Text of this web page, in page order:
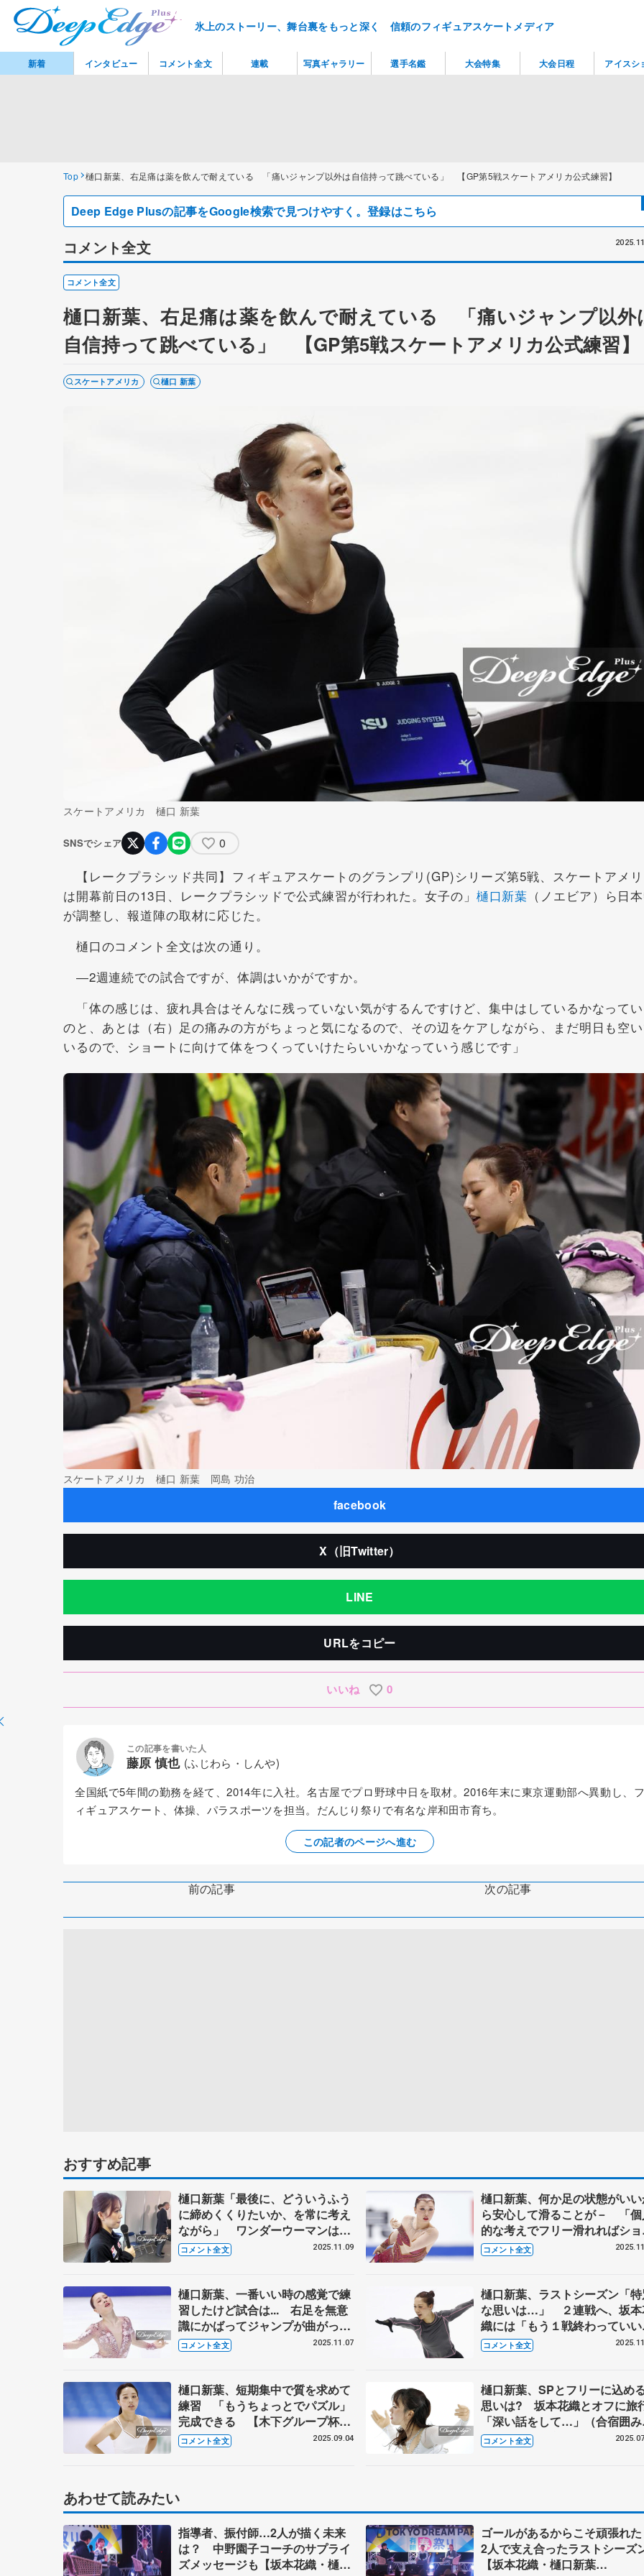
氷上のストーリー、舞台裏をもっと深く 信頼のフィギュアスケートメディア
Top 樋口新葉、右足痛は薬を飲んで耐えている 「痛いジャンプ以外は自信持って跳べている」 【GP第5戦スケートアメリカ公式練習】
Deep Edge Plusの記事をGoogle検索で見つけやすく。登録はこちら
コメント全文
コメント全文
樋口新葉、右足痛は薬を飲んで耐えている 「痛いジャンプ以外
自信持って跳べている」 【GP第5戦スケートアメリカ公式練習】
スケートアメリカ 樋口 新葉
スケートアメリカ 樋口 新葉
SNSでシェア 0
【レークプラシッド共同】フィギュアスケートのグランプリ(GP)シリーズ第5戦、スケートアメ
は開幕前日の13日、レークプラシッドで公式練習が行われた。女子の」 樋口新葉 （ノエビア）ら日
が調整し、報道陣の取材に応じた。
樋口のコメント全文は次の通り。
―2週連続での試合ですが、体調はいかがですか。
「体の感じは、疲れ具合はそんなに残っていない気がするんですけど、集中はしているかなって
のと、あとは（右）足の痛みの方がちょっと気になるので、その辺をケアしながら、まだ明日も空
いるので、ショートに向けて体をつくっていけたらいいかなっていう感じです」
スケートアメリカ 樋口 新葉 岡島 功治
facebook
X（旧Twitter）
LINE
URLをコピー
いいね 0
この記事を書いた人
藤原 慎也 (ふじわら・しんや)
全国紙で5年間の勤務を経て、2014年に入社。名古屋でプロ野球中日を取材。2016年末に東京運動部へ異動し、
ィギュアスケート、体操、パラスポーツを担当。だんじり祭りで有名な岸和田市育ち。
この記者のページへ進む
前の記事 次の記事
おすすめ記事
樋口新葉「最後に、どういうふう
に締めくくりたいか、を常に考え
ながら」 ワンダーウーマンは、
戦い抜いて終わりたいという気持
ち…【GP第4戦NHK杯一夜明け】
コメント全文 2025.11.09
樋口新葉、何か足の状態がい
ら安心して滑ることが－ 「個
的な考えでフリー滑れればシ
トは気合でできる」 【GP第4
NHK杯女子フリー】
コメント全文
樋口新葉、一番いい時の感覚で練
習したけど試合は... 右足を無意
識にかばってジャンプが曲がっち
ゃった 【GP第4戦NHK杯女子
SP】
コメント全文 2025.11.07
樋口新葉、ラストシーズン「
な思いは…」 ２連戦へ、坂本
織には「もう１戦終わっていい
な」【GP第4戦NHK杯公式練
コメント全文
樋口新葉、短期集中で質を求めて
練習 「もうちょっとでパズル」
完成できる 【木下グループ杯公
式練習後】
コメント全文 2025.09.04
樋口新葉、SPとフリーに込め
思いは? 坂本花織とオフに旅
「深い話をして…」（合宿囲
材コメント全文）
コメント全文
あわせて読みたい
指導者、振付師…2人が描く未来
は？ 中野園子コーチのサプライ
ズメッセージも【坂本花織・樋口
ゴールがあるからこそ頑張れ
2人で支え合ったラストシーズ
【坂本花織・樋口新葉
新着 インタビュー コメント全文 連載 写真ギャラリー 選手名鑑 大会特集 大会日程 アイスシ